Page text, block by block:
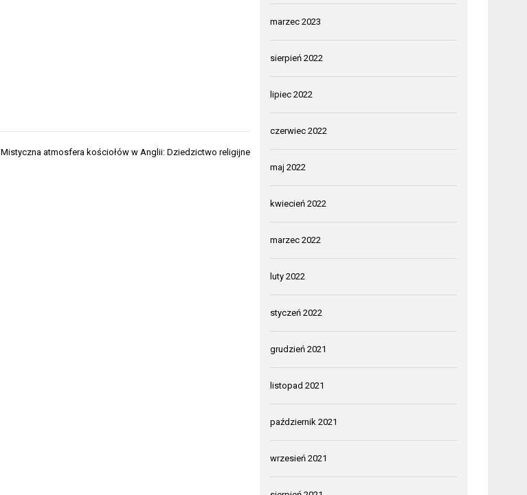
Mistyczna atmosfera kościołów w Anglii: Dziedzictwo religijne
marzec 2023
sierpień 2022
lipiec 2022
czerwiec 2022
maj 2022
kwiecień 2022
marzec 2022
luty 2022
styczeń 2022
grudzień 2021
listopad 2021
październik 2021
wrzesień 2021